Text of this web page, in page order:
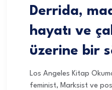
Derrida,
hayatı ve
üzerine bir
Los Angeles Kitap
feminist, Marksist ve